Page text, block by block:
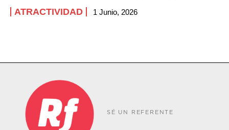
ATRACTIVIDAD 1 Junio, 2026
SÉ UN REFERENTE